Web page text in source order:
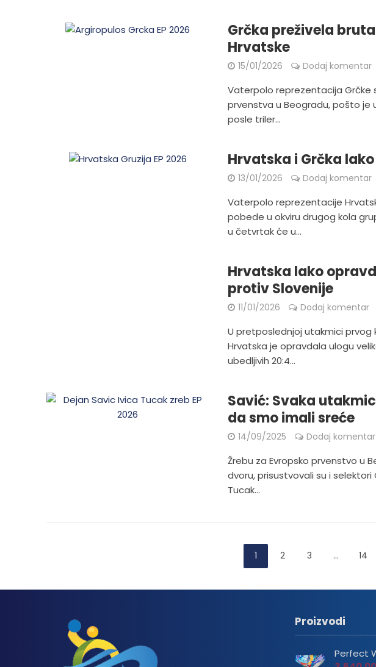
Grčka preživela
Hrvatske
15/01/2026 Dodaj komentar
Vaterpolo reprezentacija Grčke
prvenstva u Beogradu, pošto je
posle triler...
Hrvatska i Grčka
13/01/2026 Dodaj komentar
Vaterpolo reprezentacije
pobede u okviru drugog kola
u četvrtak će u...
Hrvatska lako
protiv Slovenije
11/01/2026 Dodaj komentar
U pretposlednjoj utakmici prvog
Hrvatska je opravdala ulogu
ubedljivih 20:4...
Savić: Svaka
da smo imali sreće
14/09/2025 Dodaj komentar
Žrebu za Evropsko prvenstvo u
dvoru, prisustvovali su i selektori
Tucak...
1 2 3 … 14
Proizvodi
Perfect